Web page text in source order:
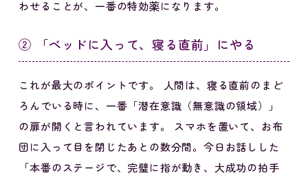
わせることが、一番の特効薬になります。
② 「ベッドに入って、寝る直前」にやる
これが最大のポイントです。 人間は、寝る直前のまど
ろんでいる時に、一番「潜在意識（無意識の領域）」
の扉が開くと言われています。 スマホを置いて、お布
団に入って目を閉じたあとの数分間。今日お話しした
「本番のステージで、完璧に指が動き、大成功の拍手